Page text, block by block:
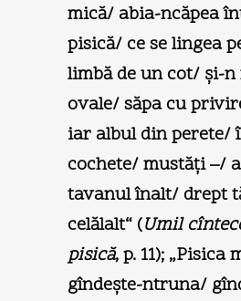
mică/ abia-ncăpea
pisică/ ce se lingea
limbă de un cot/ şi-
ovale/ săpa cu
iar albul din perete/
cochete/ mustăţi –/
tavanul înalt/ drept
celălalt“ (Umil
pisică, p. 11); „Pisica
gîndeşte-ntruna/